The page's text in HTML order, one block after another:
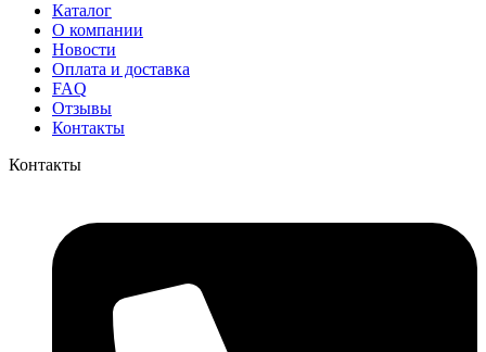
Каталог
О компании
Новости
Оплата и доставка
FAQ
Отзывы
Контакты
Контакты